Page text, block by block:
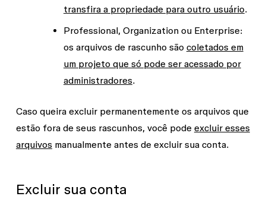
transfira a propriedade para outro usuário.
Professional, Organization ou Enterprise:
os arquivos de rascunho são coletados em
um projeto que só pode ser acessado por
administradores.
Caso queira excluir permanentemente os arquivos que
estão fora de seus rascunhos, você pode excluir esses
arquivosmanualmente antes de excluir sua conta.
Excluir sua conta